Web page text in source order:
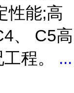
性能;高
、 C5高
程。 ...